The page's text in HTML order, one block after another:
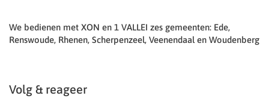
We bedienen met XON en 1 VALLEI zes gemeenten: Ede,
Renswoude, Rhenen, Scherpenzeel, Veenendaal en Woudenberg
Volg & reageer